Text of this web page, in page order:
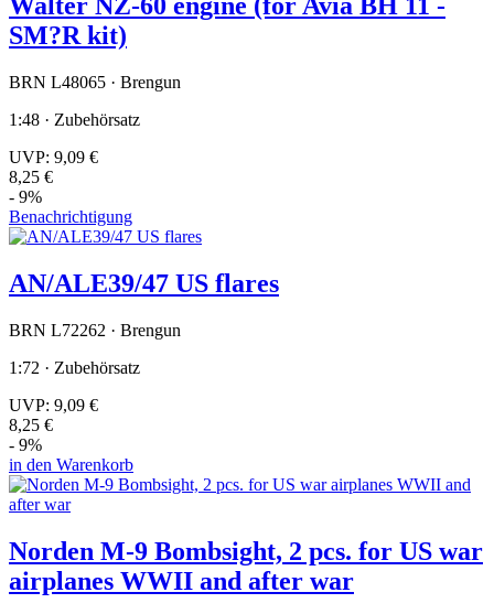
Walter NZ-60 engine (for Avia BH 11 -
SM?R kit)
BRN L48065 · Brengun
1:48 · Zubehörsatz
UVP: 9,09 €
8,25 €
- 9%
Benachrichtigung
AN/ALE39/47 US flares
BRN L72262 · Brengun
1:72 · Zubehörsatz
UVP: 9,09 €
8,25 €
- 9%
in den Warenkorb
Norden M-9 Bombsight, 2 pcs. for US war
airplanes WWII and after war